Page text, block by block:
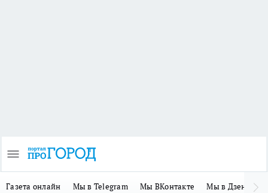
Газета онлайн Мы в Telegram Мы ВКонтакте Мы в Дзене